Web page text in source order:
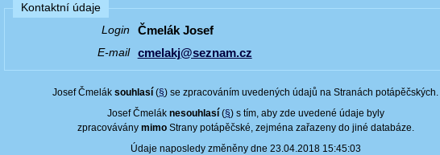
Kontaktní údaje
Login
Čmelák Josef
E-mail cmelakj@seznam.cz
Josef Čmeláksouhlasí (§) se zpracováním uvedených údajů na Stranách potápěčských.
Josef Čmelák nesouhlasí(§) s tím, aby zde uvedené údaje byly
zpracovávány mimoStrany potápěčské, zejména zařazeny do jiné databáze.
Údaje naposledy změněny dne 23.04.2018 15:45:03